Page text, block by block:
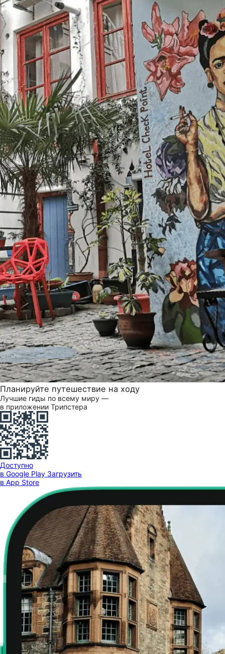
Планируйте путешествие на ходу
Лучшие гиды по всему миру —
в приложении Трипстера
Доступно
в Google Play Загрузить
в App Store